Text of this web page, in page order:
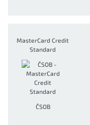
MasterCard Credit
Standard
ČSOB